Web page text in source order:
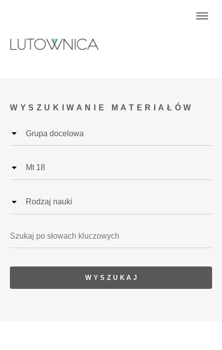
WYSZUKIWANIE MATERIAŁÓW